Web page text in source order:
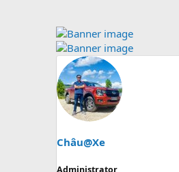
Châu@Xe
Administrator